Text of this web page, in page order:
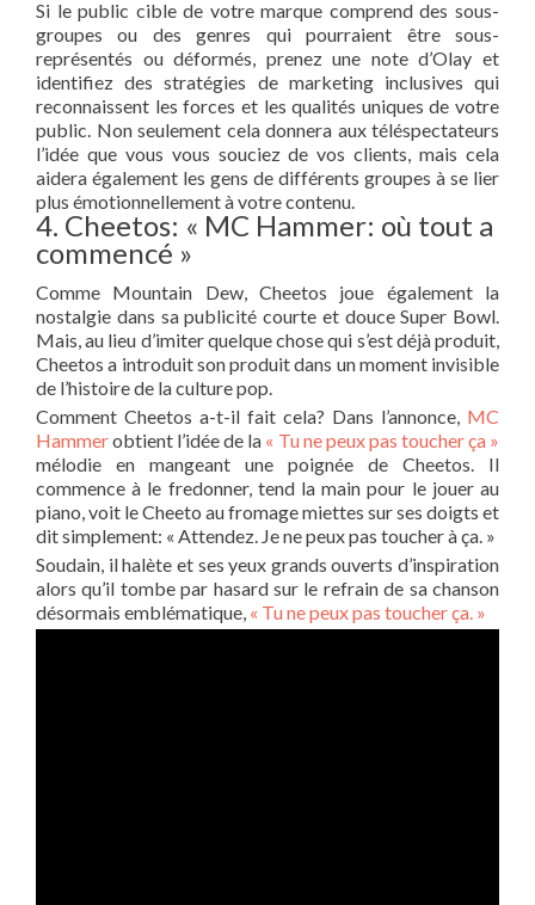
Si le public cible de votre marque comprend des sous-
groupes ou des genres qui pourraient être sous-
représentés ou déformés, prenez une note d’Olay et
identifiez des stratégies de marketing inclusives qui
reconnaissent les forces et les qualités uniques de votre
public. Non seulement cela donnera aux téléspectateurs
l’idée que vous vous souciez de vos clients, mais cela
aidera également les gens de différents groupes à se lier
plus émotionnellement à votre contenu.
4. Cheetos: « MC Hammer: où tout a
commencé »
Comme Mountain Dew, Cheetos joue également la
nostalgie dans sa publicité courte et douce Super Bowl.
Mais, au lieu d’imiter quelque chose qui s’est déjà produit,
Cheetos a introduit son produit dans un moment invisible
de l’histoire de la culture pop.
Comment Cheetos a-t-il fait cela? Dans l’annonce, MC
Hammerobtient l’idée de la « Tu ne peux pas toucher ça »
mélodie en mangeant une poignée de Cheetos. Il
commence à le fredonner, tend la main pour le jouer au
piano, voit le Cheeto au fromage miettes sur ses doigts et
dit simplement: « Attendez. Je ne peux pas toucher à ça. »
Soudain, il halète et ses yeux grands ouverts d’inspiration
alors qu’il tombe par hasard sur le refrain de sa chanson
désormais emblématique, « Tu ne peux pas toucher ça. »